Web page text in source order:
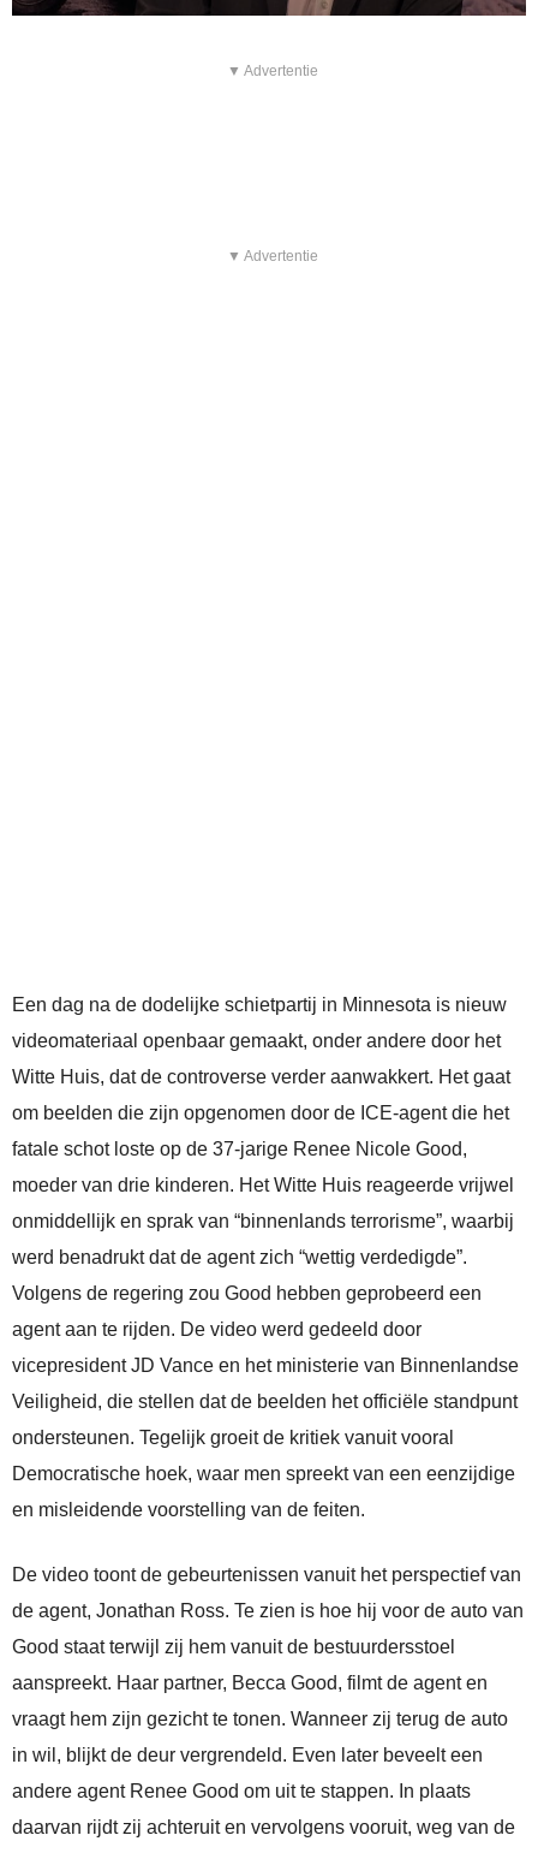
▼ Advertentie
▼ Advertentie
Een dag na de dodelijke schietpartij in Minnesota is nieuw
videomateriaal openbaar gemaakt, onder andere door het
Witte Huis, dat de controverse verder aanwakkert. Het gaat
om beelden die zijn opgenomen door de ICE-agent die het
fatale schot loste op de 37-jarige Renee Nicole Good,
moeder van drie kinderen. Het Witte Huis reageerde vrijwel
onmiddellijk en sprak van “binnenlands terrorisme”, waarbij
werd benadrukt dat de agent zich “wettig verdedigde”.
Volgens de regering zou Good hebben geprobeerd een
agent aan te rijden. De video werd gedeeld door
vicepresident JD Vance en het ministerie van Binnenlandse
Veiligheid, die stellen dat de beelden het officiële standpunt
ondersteunen. Tegelijk groeit de kritiek vanuit vooral
Democratische hoek, waar men spreekt van een eenzijdige
en misleidende voorstelling van de feiten.
De video toont de gebeurtenissen vanuit het perspectief van
de agent, Jonathan Ross. Te zien is hoe hij voor de auto van
Good staat terwijl zij hem vanuit de bestuurdersstoel
aanspreekt. Haar partner, Becca Good, filmt de agent en
vraagt hem zijn gezicht te tonen. Wanneer zij terug de auto
in wil, blijkt de deur vergrendeld. Even later beveelt een
andere agent Renee Good om uit te stappen. In plaats
daarvan rijdt zij achteruit en vervolgens vooruit, weg van de